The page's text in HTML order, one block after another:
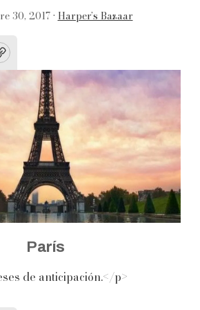
30, 2017 • Harper’s Bazaar
París
de anticipación.</p>